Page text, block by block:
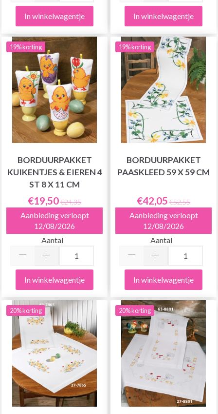
In winkelwagentje In winkelwagentje
19% korting
BORDUURPAKKET
KUIKENTJES & EIEREN 4
ST 8 X 11 CM
€19,50€24,35
Aanbieding verloopt
12/08/2026
Aantal
In winkelwagentje
19% korting
BORDUURPAKKET
PAASKLEED 59 X 59 CM
€42,05 €52,55
Aanbieding verloopt
12/08/2026
Aantal
In winkelwagentje
20% korting 20% korting